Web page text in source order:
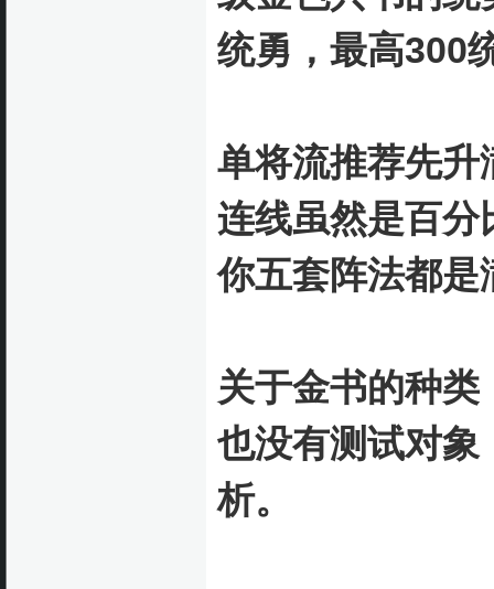
统勇，最高300
单将流推荐先升
连线虽然是百分
你五套阵法都是
关于金书的种
也没有测试对象
析。